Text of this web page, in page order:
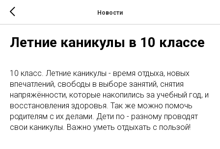
Новости
Летние каникулы в 10 классе
10 класс. Летние каникулы - время отдыха, новых
впечатлений, свободы в выборе занятий, снятия
напряжённости, которые накопились за учебный год, и
восстановления здоровья. Так же можно помочь
родителям с их делами. Дети по - разному проводят
свои каникулы. Важно уметь отдыхать с пользой!